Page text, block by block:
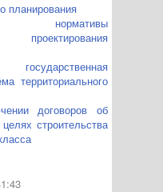
планирования
нормативы
проектирования
территориального
договоров об
строительства